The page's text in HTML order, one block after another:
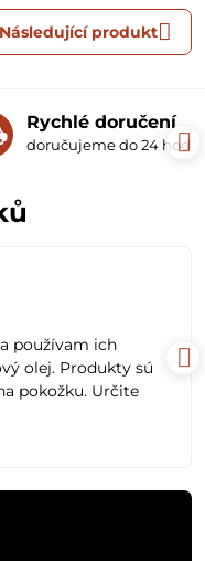
Následující produkt
Rychlé doručení
doručujeme do 24 hodin
používam ich
olej. Produkty sú
pokožku. Určite